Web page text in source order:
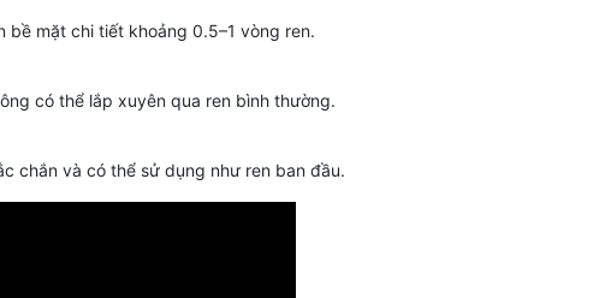
bề mặt chi tiết khoảng 0.5–1 vòng ren.
có thể lắp xuyên qua ren bình thường.
chắn và có thể sử dụng như ren ban đầu.